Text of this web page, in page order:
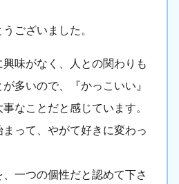
ございました。
味がなく、人との関わりも
多いので、『かっこいい』
なことだと感じています。
って、やがて好きに変わっ
一つの個性だと認めて下さ